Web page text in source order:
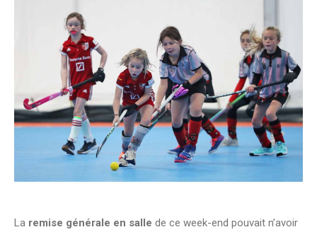
La remise générale en salle de ce week-end pouvait n’avoir